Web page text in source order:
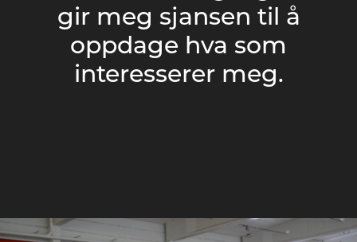
gir meg sjansen til å
oppdage hva som
interesserer meg.